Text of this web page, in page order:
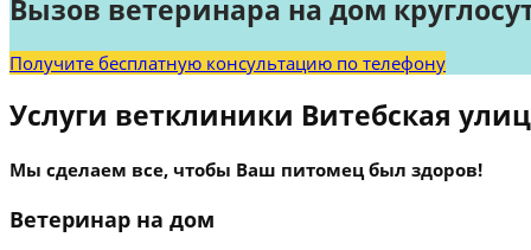
Вызов ветеринара на дом
Получите бесплатную консультацию по телефону
Услуги ветклиники Витебская
Мы сделаем все, чтобы Ваш питомец был здоров!
Ветеринар на дом